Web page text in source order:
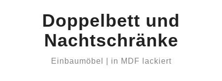
Doppelbett und
Nachtschränke
Einbaumöbel | in MDF lackiert